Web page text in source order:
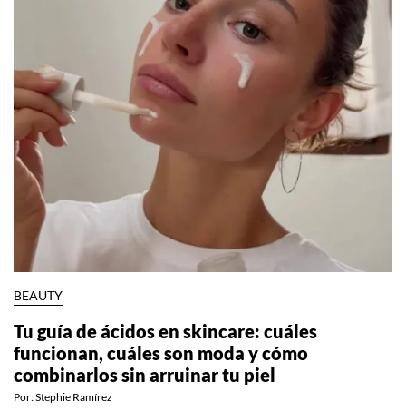
BEAUTY
Tu guía de ácidos en skincare: cuáles
funcionan, cuáles son moda y cómo
combinarlos sin arruinar tu piel
Por:Stephie Ramírez